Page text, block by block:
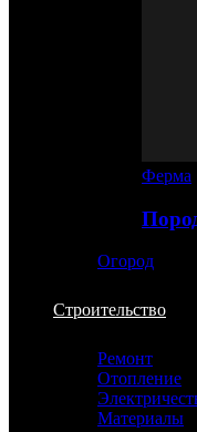
Ферма
Огород
Строительство
Ремонт
Отопление
Материалы